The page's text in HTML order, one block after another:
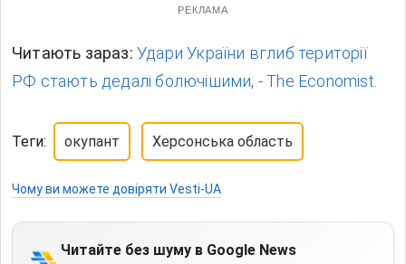
РЕКЛАМА
Читають зараз: Удари України вглиб території
РФ стають дедалі болючішими, - The Economist.
Теги: окупант Херсонська область
Чому ви можете довіряти Vesti-UA
Читайте без шуму в Google News